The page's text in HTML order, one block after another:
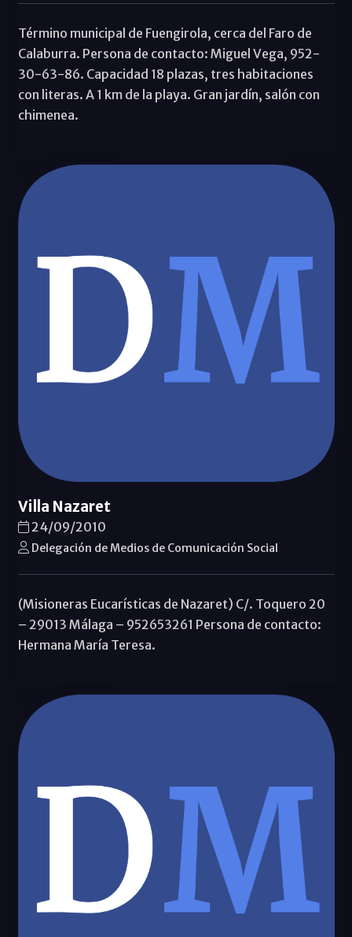
Término municipal de Fuengirola, cerca del Faro de
Calaburra. Persona de contacto: Miguel Vega, 952-
30-63-86. Capacidad 18 plazas, tres habitaciones
con literas. A 1 km de la playa. Gran jardín, salón con
chimenea.
Villa Nazaret
24/09/2010
Delegación de Medios de Comunicación Social
(Misioneras Eucarísticas de Nazaret) C/. Toquero 20
– 29013 Málaga – 952653261 Persona de contacto:
Hermana María Teresa.